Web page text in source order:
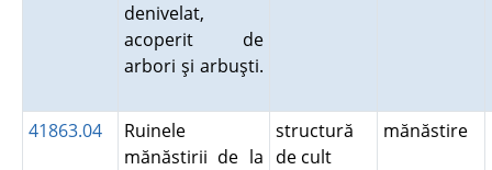
denivelat,
acoperit de
arbori şi arbuşti.
41863.04
Ruinele
mănăstirii de la
structură
de cult
mănăstire